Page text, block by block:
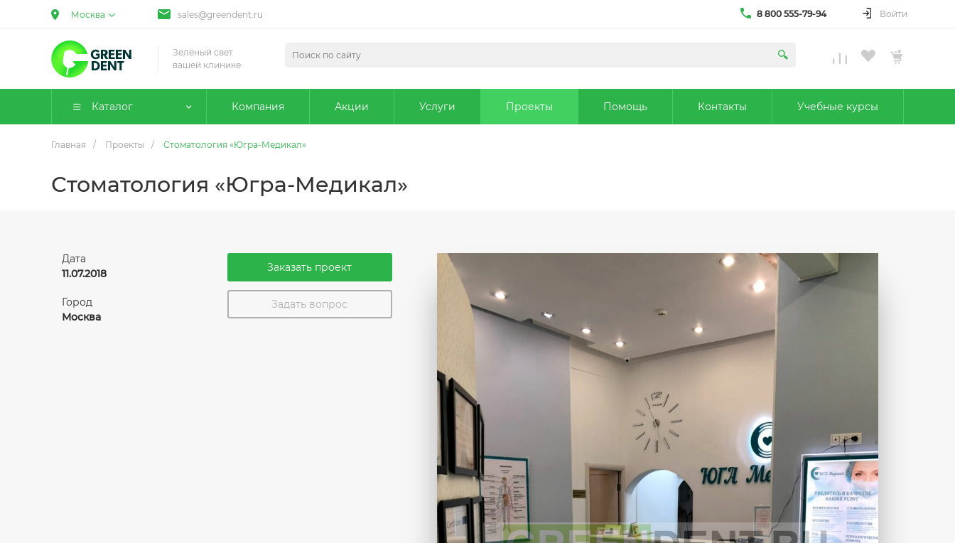
Москва sales@greendent.ru 8 800 555-79-94 Войти
Зелёный свет
вашей клинике
Каталог Компания Акции Услуги Проекты Помощь Контакты Учебные курсы
Главная / Проекты / Стоматология «Югра-Медикал»
Стоматология «Югра-Медикал»
Дата
11.07.2018
Город
Москва
Заказать проект
Задать вопрос